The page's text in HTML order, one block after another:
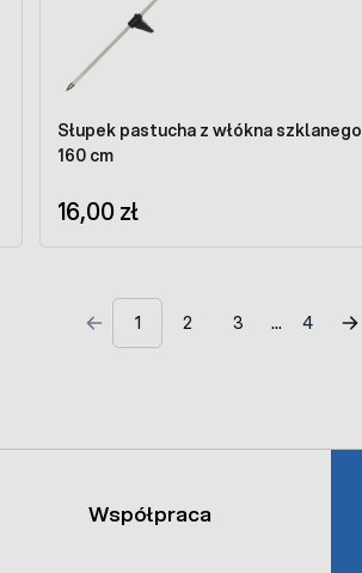
Słupek pastucha z włókna szklanego
160 cm
16,00 zł
1 2 3 4
Współpraca